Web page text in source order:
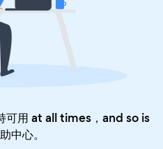
用 at all times，and so is
中心。